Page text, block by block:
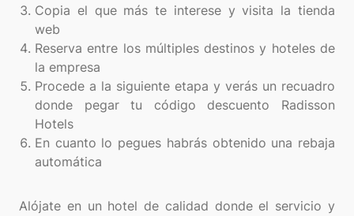
Copia el que más te interese y visita la tienda
web
Reserva entre los múltiples destinos y hoteles de
la empresa
Procede a la siguiente etapa y verás un recuadro
donde pegar tu código descuento Radisson
Hotels
En cuanto lo pegues habrás obtenido una rebaja
automática
Alójate en un hotel de calidad donde el servicio y